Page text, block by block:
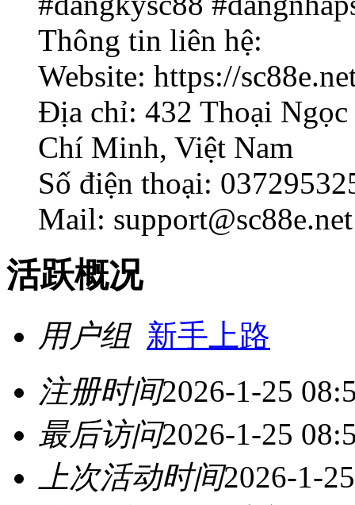
Thông tin liên hệ:
Website: https://
Địa chỉ: 432 Thoại Ngọc
Chí Minh, Việt Nam
Số điện thoại:
Mail: support@sc88e.net
活跃概况
用户组 新手上路
注册时间2026-1-25
最后访问2026-1-25
上次活动时间2026-1-